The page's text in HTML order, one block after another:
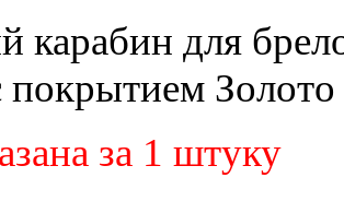
карабин для
покрытием
за 1 штуку